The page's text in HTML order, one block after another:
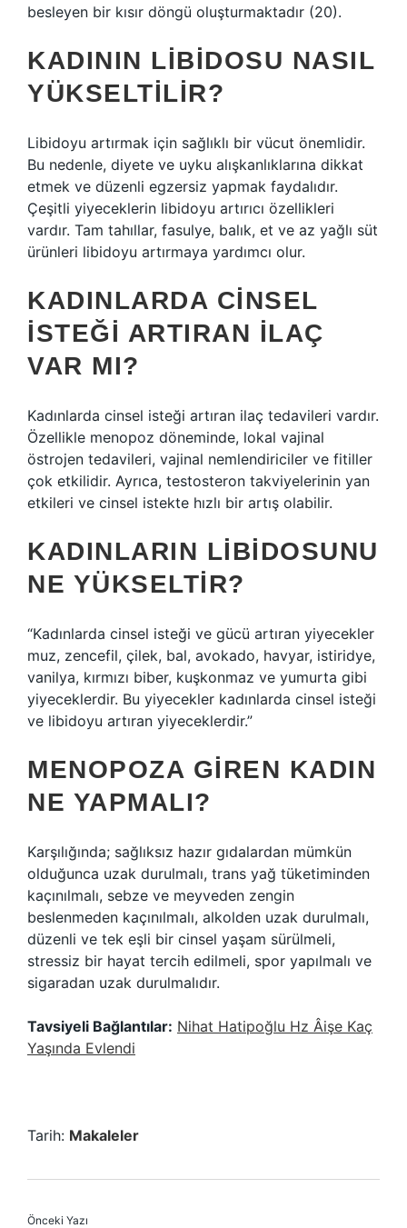
besleyen bir kısır döngü oluşturmaktadır (20).
KADININ LIBIDOSU NASIL
YÜKSELTILIR?
Libidoyu artırmak için sağlıklı bir vücut önemlidir.
Bu nedenle, diyete ve uyku alışkanlıklarına dikkat
etmek ve düzenli egzersiz yapmak faydalıdır.
Çeşitli yiyeceklerin libidoyu artırıcı özellikleri
vardır. Tam tahıllar, fasulye, balık, et ve az yağlı süt
ürünleri libidoyu artırmaya yardımcı olur.
KADINLARDA CINSEL
ISTEĞI ARTIRAN ILAÇ
VAR MI?
Kadınlarda cinsel isteği artıran ilaç tedavileri vardır.
Özellikle menopoz döneminde, lokal vajinal
östrojen tedavileri, vajinal nemlendiriciler ve fitiller
çok etkilidir. Ayrıca, testosteron takviyelerinin yan
etkileri ve cinsel istekte hızlı bir artış olabilir.
KADINLARIN LIBIDOSUNU
NE YÜKSELTIR?
“Kadınlarda cinsel isteği ve gücü artıran yiyecekler
muz, zencefil, çilek, bal, avokado, havyar, istiridye,
vanilya, kırmızı biber, kuşkonmaz ve yumurta gibi
yiyeceklerdir. Bu yiyecekler kadınlarda cinsel isteği
ve libidoyu artıran yiyeceklerdir.”
MENOPOZA GIREN KADIN
NE YAPMALI?
Karşılığında; sağlıksız hazır gıdalardan mümkün
olduğunca uzak durulmalı, trans yağ tüketiminden
kaçınılmalı, sebze ve meyveden zengin
beslenmeden kaçınılmalı, alkolden uzak durulmalı,
düzenli ve tek eşli bir cinsel yaşam sürülmeli,
stressiz bir hayat tercih edilmeli, spor yapılmalı ve
sigaradan uzak durulmalıdır.
Tavsiyeli Bağlantılar: Nihat Hatipoğlu Hz Âişe Kaç
Yaşında Evlendi
Tarih: Makaleler
Önceki Yazı